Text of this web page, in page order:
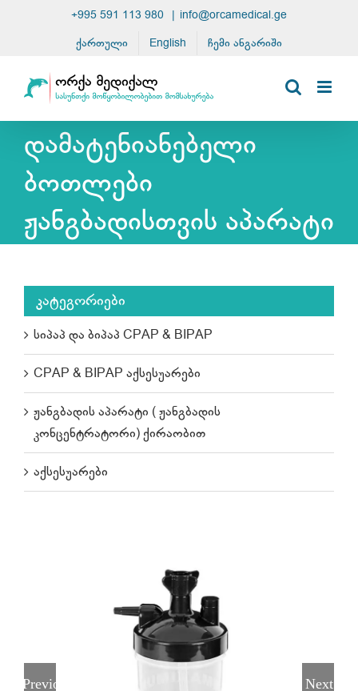
+995 591 113 980 | info@orcamedical.ge
ქართული
English ჩემი ანგარიში
დამატენიანებელი
ბოთლები
ჟანგბადისთვის აპარატი
Previous Next
კატეგორიები
სიპაპ და ბიპაპ CPAP & BIPAP
CPAP & BIPAP აქსესუარები
ჟანგბადის აპარატი ( ჟანგბადის
კონცენტრატორი) ქირაობით
აქსესუარები